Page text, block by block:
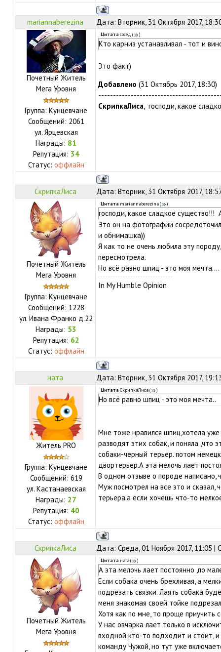
mariannaberezina Дата: Вторник, 31 Октября 2017,
Почетный Житель
Мега Уровня
Группа: Кунцевчане
Сообщений: 2061
ул. Ярцевская
Награды: 81
Репутация: 34
Статус: оффлайн
Цитата сосед ( )
Кто карниз устанавливал - тот и
Это факт)
Добавлено (31 Октябрь 2017, 18:30)
СкрипкаЛиса, господи, какое
СкрипкаЛиса Дата: Вторник, 31 Октября 2017,
Почетный Житель
Мега Уровня
Группа: Кунцевчане
Сообщений: 1228
ул. Ивана Франко д.22
Награды: 53
Репутация: 62
Статус: оффлайн
Цитата mariannaberezina( )
господи, какое сладкое существо!!!
Это он на фотографии
и обнимашка))
Я как то не очень любила эту
пересмотрела.
Но всё равно шпиц - это моя мечта....
In My Humble Opinion
ната Дата: Вторник, 31 Октября 2017,
Житель PRO
Группа: Кунцевчане
Сообщений: 619
ул. Кастанаевская
Награды: 27
Репутация: 40
Статус: оффлайн
Цитата СкрипкаЛиса( )
Но всё равно шпиц - это моя мечта..
Мне тоже нравился шпиц,хотела
разводят этих собак, и поняла ,что
собаки-черный терьер. потом
двортерьер.А эта мелочь лает
В одном отзыве о породе написано,
Муж посмотрел на все это и сказал,
терьера.а если хочешь что-то
СкрипкаЛиса Дата: Среда, 01 Ноября 2017, 11:05 |
Почетный Житель
Мега Уровня
Цитата ната( )
А эта мелочь лает постоянно ,по
Если собака очень брехливая, а
подрезать связки. Лаять собака
меня знакомая своей тойке
Хотя как по мне, то проще приучить
У нас овчарка лает только в
входной кто-то подходит и стоит, и
команду Чужой, но тут уже